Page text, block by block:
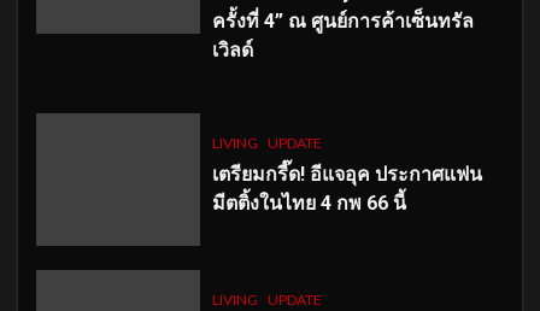
ครั้งที่ 4” ณ ศูนย์การค้าเซ็นทรัล
เวิลด์
LIVING UPDATE
เตรียมกรี๊ด! อีแจอุค ประกาศแฟน
มีตติ้งในไทย 4 กพ 66 นี้
LIVING UPDATE